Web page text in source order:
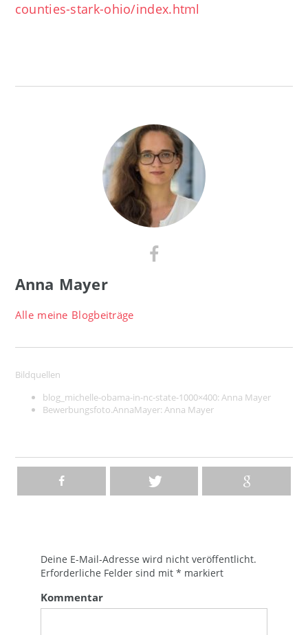
counties-stark-ohio/index.html
Anna Mayer
Alle meine Blogbeiträge
Bildquellen
blog_michelle-obama-in-nc-state-1000×400: Anna Mayer
Bewerbungsfoto.AnnaMayer: Anna Mayer
Deine E-Mail-Adresse wird nicht veröffentlicht.
Erforderliche Felder sind mit* markiert
Kommentar